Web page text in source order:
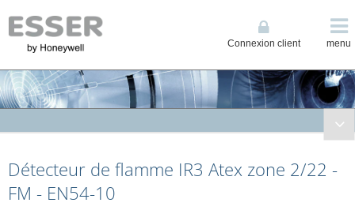
Connexion client menu
Systèmes conventionnels
Systèmes adressables
Détecteur de flamme IR3 Atex zone 2/22 -
FM - EN54-10